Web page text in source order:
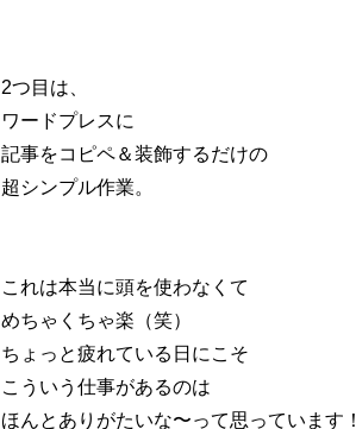
2つ目は、
ワードプレスに
記事をコピペ＆装飾するだけの
超シンプル作業。
これは本当に頭を使わなくて
めちゃくちゃ楽（笑）
ちょっと疲れている日にこそ
こういう仕事があるのは
ほんとありがたいな〜って思っています！